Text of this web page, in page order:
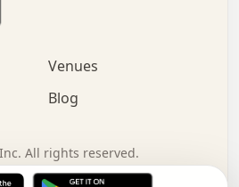
.   .   .   .   .   .   +   .
x   .   .   .   .   .   .
.   .   o   .   .   .   .
.   .   .   .   .   :   .   x
.   .   .   .   .   .   .   .
Venues
Blog
All rights reserved.